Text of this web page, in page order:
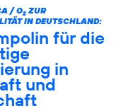
/ O2ZUR
IN DEUTSCHLAND:
für die
in
und